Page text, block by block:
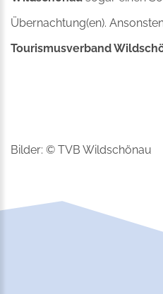
Übernachtung(en).
Tourismusverband
Bilder: © TVB Wildschönau